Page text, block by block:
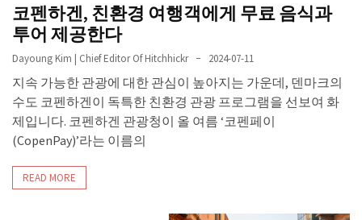
코펜하겐, 친환경 여행객에게 무료 음식과
투어 제공한다
Dayoung Kim | Chief Editor Of Hitchhickr 2024-07-11
지속 가능한 관광에 대한 관심이 높아지는 가운데, 덴마크의
수도 코펜하겐이 독특한 친환경 관광 프로그램을 선보여 화
제입니다. 코펜하겐 관광청이 올 여름 ‘코펜페이
(CopenPay)’라는 이름의
READ MORE